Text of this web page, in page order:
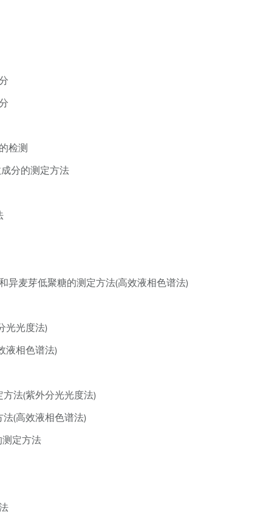
检测
分的测定方法
异麦芽低聚糖的测定方法(高效液相色谱法)
光光度法)
液相色谱法)
法(紫外分光光度法)
(高效液相色谱法)
测定方法